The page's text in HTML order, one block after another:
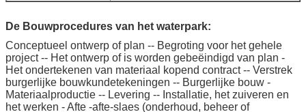
De Bouwprocedures van het waterpark:
Conceptueel ontwerp of plan -- Begroting voor het gehele
project -- Het ontwerp of is worden gebeëindigd van plan -
Het ondertekenen van materiaal kopend contract -- Verstrek
burgerlijke bouwkundetekeningen -- Burgerlijke bouw -
Materiaalproductie -- Levering -- Installatie, het zuiveren en
het werken - Afte -afte-slaes (onderhoud, beheer of